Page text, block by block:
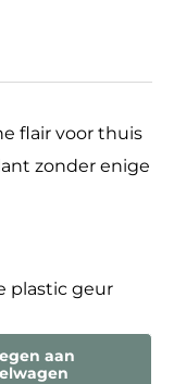
flair voor thuis
zonder enige
plastic geur
aan